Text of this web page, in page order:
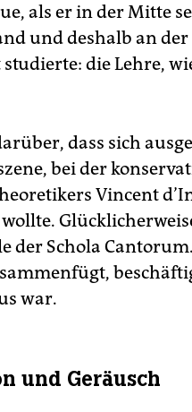
als er in der Mitte
und deshalb an
die Lehre,
dass sich
bei der
Vincent
der Schola
war.
und Geräusch